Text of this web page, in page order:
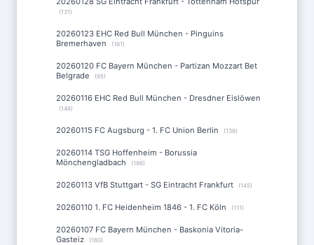
(131)
20260123 EHC Red Bull München - Pinguins
Bremerhaven
(161)
20260120 FC Bayern München - Partizan Mozzart Bet
Belgrade
(95)
20260116 EHC Red Bull München - Dresdner Eislöwen
(148)
20260115 FC Augsburg - 1. FC Union Berlin (136)
20260114 TSG Hoffenheim - Borussia
Mönchengladbach
(166)
20260113 VfB Stuttgart - SG Eintracht Frankfurt (145)
20260110 1. FC Heidenheim 1846 - 1. FC Köln (111)
20260107 FC Bayern München - Baskonia Vitoria-
Gasteiz
(180)